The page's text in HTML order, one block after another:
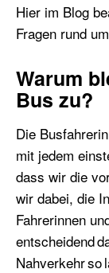
Hier im Blog
Fragen rund
Warum
Bus zu?
Die
mit jedem
dass wir die
wir dabei, die
Fahrerinnen
entscheidend
Nahverkehr so